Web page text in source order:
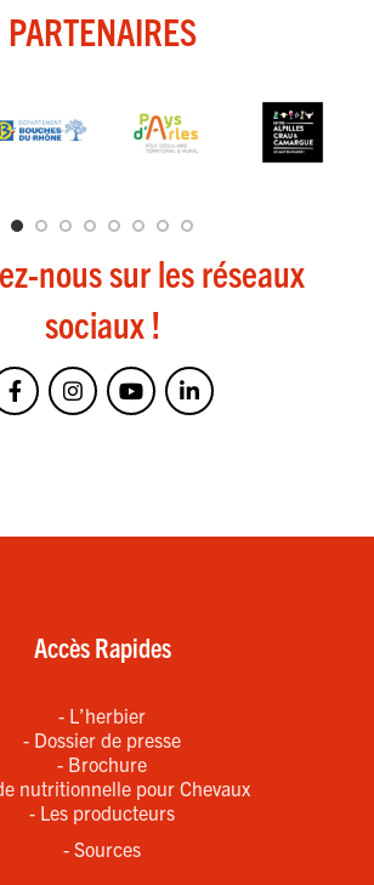
PARTENAIRES
nous sur les réseaux
sociaux !
Accès Rapides
- L’herbier
- Dossier de presse
- Brochure
nutritionnelle pour Chevaux
- Les producteurs
- Sources